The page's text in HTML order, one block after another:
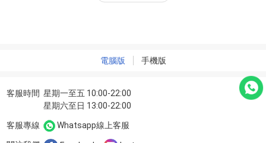
電腦版 手機版
客服時間 星期一至五 10:00-22:00
星期六至日 13:00-22:00
客服專線 Whatsapp線上客服